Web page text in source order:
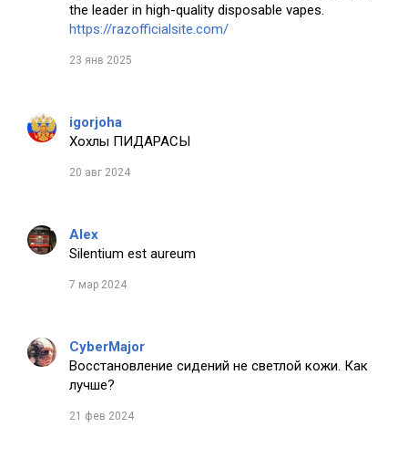
the leader in high-quality disposable vapes.
https://razofficialsite.com/
23 янв 2025
igorjoha
Хохлы ПИДАРАСЫ
20 авг 2024
Alex
Silentium est aureum
7 мар 2024
CyberMajor
Восстановление сидений не светлой кожи. Как
лучше?
21 фев 2024